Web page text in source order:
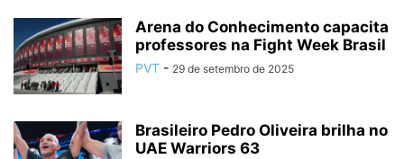
Arena do Conhecimento capacita
professores na Fight Week Brasil
PVT - 29 de setembro de 2025
Brasileiro Pedro Oliveira brilha no
UAE Warriors 63